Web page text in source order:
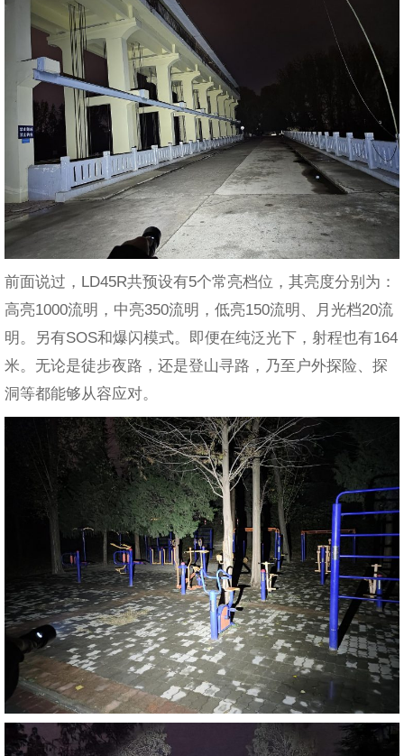
前面说过，LD45R共预设有5个常亮档位，其亮度分别为：
高亮1000流明，中亮350流明，低亮150流明、月光档20流
明。另有SOS和爆闪模式。即便在纯泛光下，射程也有164
米。无论是徒步夜路，还是登山寻路，乃至户外探险、探
洞等都能够从容应对。